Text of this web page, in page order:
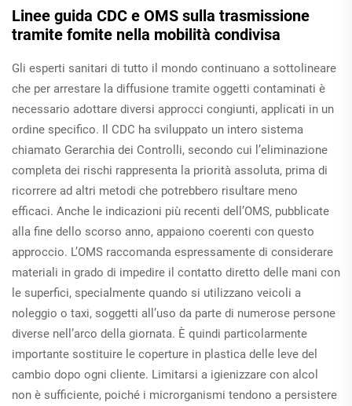
Linee guida CDC e OMS sulla trasmissione
tramite fomite nella mobilità condivisa
Gli esperti sanitari di tutto il mondo continuano a sottolineare
che per arrestare la diffusione tramite oggetti contaminati è
necessario adottare diversi approcci congiunti, applicati in un
ordine specifico. Il CDC ha sviluppato un intero sistema
chiamato Gerarchia dei Controlli, secondo cui l’eliminazione
completa dei rischi rappresenta la priorità assoluta, prima di
ricorrere ad altri metodi che potrebbero risultare meno
efficaci. Anche le indicazioni più recenti dell’OMS, pubblicate
alla fine dello scorso anno, appaiono coerenti con questo
approccio. L’OMS raccomanda espressamente di considerare
materiali in grado di impedire il contatto diretto delle mani con
le superfici, specialmente quando si utilizzano veicoli a
noleggio o taxi, soggetti all’uso da parte di numerose persone
diverse nell’arco della giornata. È quindi particolarmente
importante sostituire le coperture in plastica delle leve del
cambio dopo ogni cliente. Limitarsi a igienizzare con alcol
non è sufficiente, poiché i microrganismi tendono a persistere